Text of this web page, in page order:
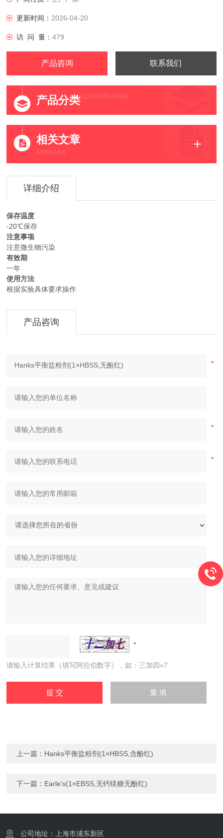
更新时间： 2026-04-20
访 问 量：479
产品咨询 联系我们
产品分类CLASSIFICATION
相关文章
ARTICLES
详细介绍
保存温度
-20℃保存
注意事项
注意微生物污染
有效期
一年
使用方法
根据实验具体要求操作
产品咨询
请输入计算结果（填写阿拉伯数字），如：三加四=7
上一篇： Hanks平衡盐粉剂(1×HBSS,含酚红)
下一篇： Earle's(1×EBSS,无钙镁糖无酚红)
公司地址：上海市浦东新区